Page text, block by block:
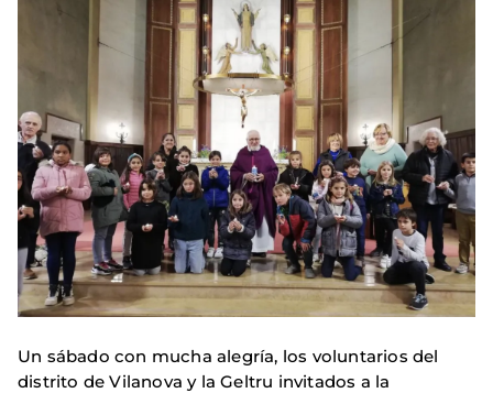
Un sábado con mucha alegría, los voluntarios del
distrito de Vilanova y la Geltru invitados a la